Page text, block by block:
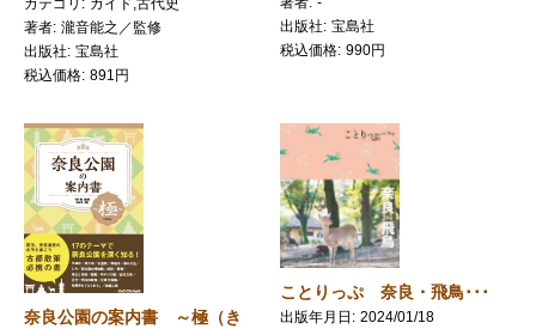
著者 瀧音能之／監修
出版社
宝島社
税込価格 891円
出版社
宝島社
税込価格 990円
奈良公園の案内書 ～極（き
ことりっぷ 奈良・飛鳥･･･
出版年月日
2024/01/18